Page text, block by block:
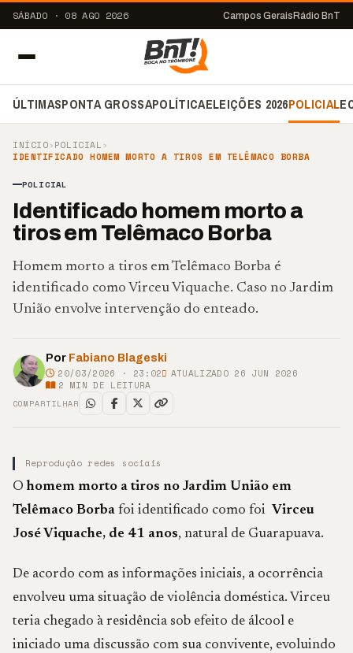
SÁBADO · 08 AGO 2026 Campos Gerais Rádio BnT
ÚLTIMASPONTA GROSSAPOLÍTICAELEIÇÕES 2026POLICIAL
INÍCIO›POLICIAL ›
IDENTIFICADO HOMEM MORTO A TIROS EM TELÊMACO BORBA
POLICIAL
Identificado homem morto a
tiros em Telêmaco Borba
Homem morto a tiros em Telêmaco Borba é
identificado como Virceu Viquache. Caso no Jardim
União envolve intervenção do enteado.
Por Fabiano Blageski
20/03/2026 · 23:02
ATUALIZADO 26 JUN 2026
2 MIN DE LEITURA
COMPARTILHAR
Reprodução redes sociais
O homem morto a tiros no Jardim União em
Telêmaco Borba foi identificado como foi Virceu
José Viquache, de 41 anos, natural de Guarapuava.
De acordo com as informações iniciais, a ocorrência
envolveu uma situação de violência doméstica. Virceu
teria chegado à residência sob efeito de álcool e
iniciado uma discussão com sua convivente, evoluindo